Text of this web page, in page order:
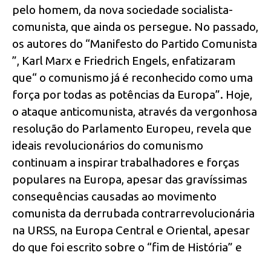
pelo homem, da nova sociedade socialista-
comunista, que ainda os persegue. No passado,
os autores do “Manifesto do Partido Comunista
”, Karl Marx e Friedrich Engels, enfatizaram
que“ o comunismo já é reconhecido como uma
força por todas as potências da Europa”. Hoje,
o ataque anticomunista, através da vergonhosa
resolução do Parlamento Europeu, revela que
ideais revolucionários do comunismo
continuam a inspirar trabalhadores e forças
populares na Europa, apesar das gravíssimas
consequências causadas ao movimento
comunista da derrubada contrarrevolucionária
na URSS, na Europa Central e Oriental, apesar
do que foi escrito sobre o “fim de História” e